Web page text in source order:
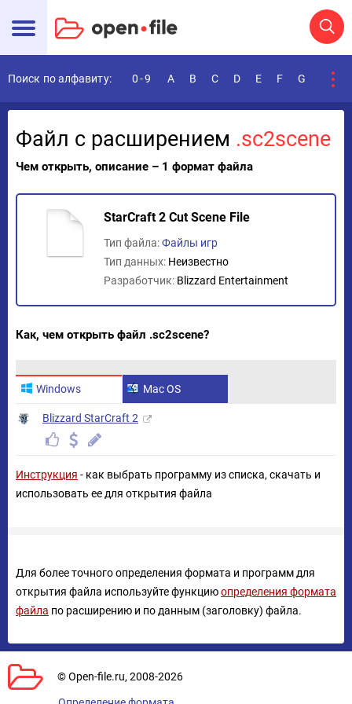
Поиск по алфавиту: 0-9 A B C D E F G
Файл с расширением .sc2scene
Чем открыть, описание – 1 формат файла
StarCraft 2 Cut Scene File
Тип файла:Файлы игр
Тип данных: Неизвестно
Разработчик: Blizzard Entertainment
Как, чем открыть файл .sc2scene?
Windows Mac OS
Blizzard StarCraft 2
Инструкция - как выбрать программу из списка, скачать и
использовать ее для открытия файла
Для более точного определения формата и программ для
открытия файла используйте функциюопределения формата
файла по расширению и по данным (заголовку) файла.
© Open-file.ru, 2008-2026